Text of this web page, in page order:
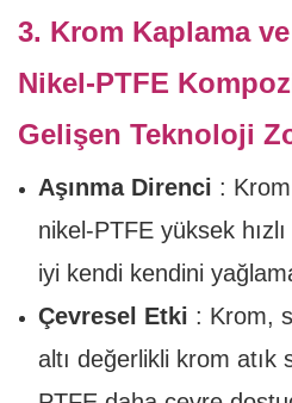
3. Krom Kaplama
Nikel-PTFE
Gelişen Teknoloji
Aşınma Direnci :
nikel-PTFE yüksek
iyi kendi kendini
Çevresel Etki : Krom,
altı değerlikli krom atık